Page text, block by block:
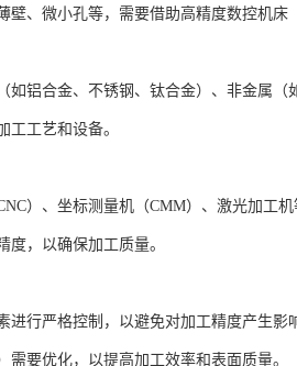
、微小孔等，需要借助高精度数控机床
铝合金、不锈钢、钛合金）、非金属（
工艺和设备。
）、坐标测量机（CMM）、激光加工机
，以确保加工质量。
行严格控制，以避免对加工精度产生影
要优化，以提高加工效率和表面质量。